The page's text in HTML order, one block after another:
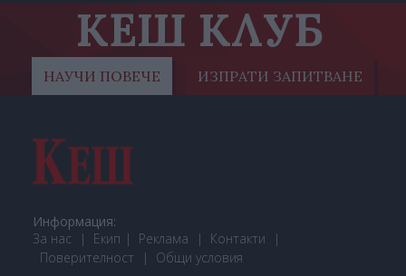
КЕШ КЛУБ
НАУЧИ ПОВЕЧЕ ИЗПРАТИ ЗАПИТВАНЕ
Информация:
За нас
Екип Реклама
Контакти
Поверителност
Общи условия